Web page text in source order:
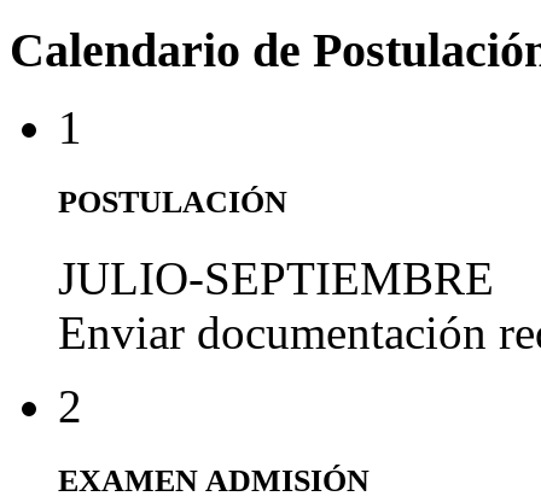
Calendario de
1
POSTULACIÓN
JULIO-SEPTIEMBRE
Enviar documentación
2
EXAMEN ADMISIÓN